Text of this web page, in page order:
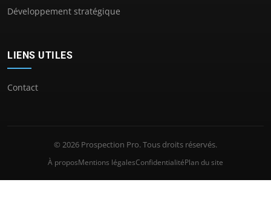
Développement stratégique
LIENS UTILES
Contact
© 2026 Prospection Pro. Tous droits réservés.
À proposMentions légalesConfidentialitéPlan du site